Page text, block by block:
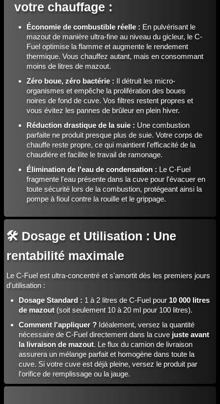
votre chauffage :
Économie de combustible réelle : En pulvérisant le
mazout de manière ultra-fine au niveau du gicleur, le C-
Fuel optimise la flamme et augmente le rendement
thermique. Vous chauffez autant, mais en consommant
moins de litres de mazout.
Zéro boue, zéro bactérie : Il détruit les micro-
organismes et empêche la prolifération des boues
noires de fond de cuve. Vos filtres restent propres et
vous évitez les pannes de brûleur en plein hiver.
Réduction drastique de la suie : Une combustion
parfaite ne produit presque plus de suie. Votre corps de
chauffe reste propre, ce qui maintient l'efficacité de la
chaudière et facilite le travail de ramonage.
Élimination de l'eau de condensation : Le C-Fuel
fragmente l'eau présente dans la cuve pour l'évacuer en
toute sécurité lors de la combustion, protégeant ainsi la
pompe à fioul contre la rouille et le grippage.
🛠️ Dosage et Utilisation : Une
rentabilité maximale
Le C-Fuel est ultra-concentré et s'amortit dès les premiers jours
d'utilisation :
Dosage Standard : 1 à 2 litres de C-Fuel pour 10 000 litres
de mazout (soit seulement 10 à 20 ml pour 100 litres).
Comment l'appliquer ? Idéalement, versez la quantité
nécessaire de C-Fuel directement dans la cuve juste avant
la livraison de mazout. Le flux du camion de livraison
assurera un mélange parfait et homogène dans toute la
cuve. Si votre cuve est déjà pleine, versez le produit par
l'orifice de remplissage ou la jauge.